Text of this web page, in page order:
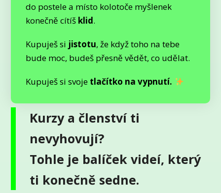
do postele a místo kolotoče myšlenek
konečně cítíš klid.
Kupuješ si jistotu, že když toho na tebe
bude moc, budeš přesně vědět, co udělat.
Kupuješ si svoje tlačítko na vypnutí.
Kurzy a členství ti
nevyhovují?
Tohle je balíček videí, který
ti konečně sedne.